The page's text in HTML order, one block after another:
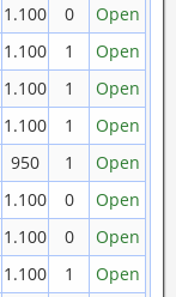
1.100 0
Open
1.100 1
Open
1.100 1
Open
1.100 1
Open
950 1
Open
1.100 0
Open
1.100 0
Open
1.100 1
Open